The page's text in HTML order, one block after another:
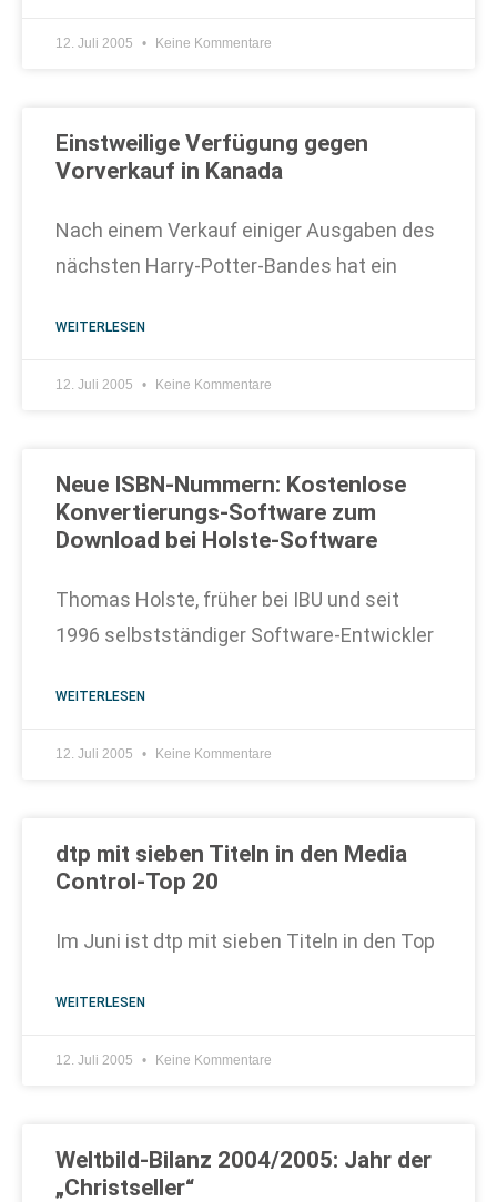
12. Juli 2005 Keine Kommentare
Einstweilige Verfügung gegen
Vorverkauf in Kanada
Nach einem Verkauf einiger Ausgaben des
nächsten Harry-Potter-Bandes hat ein
WEITERLESEN
12. Juli 2005 Keine Kommentare
Neue ISBN-Nummern: Kostenlose
Konvertierungs-Software zum
Download bei Holste-Software
Thomas Holste, früher bei IBU und seit
1996 selbstständiger Software-Entwickler
WEITERLESEN
12. Juli 2005 Keine Kommentare
dtp mit sieben Titeln in den Media
Control-Top 20
Im Juni ist dtp mit sieben Titeln in den Top
WEITERLESEN
12. Juli 2005 Keine Kommentare
Weltbild-Bilanz 2004/2005: Jahr der
„Christseller“